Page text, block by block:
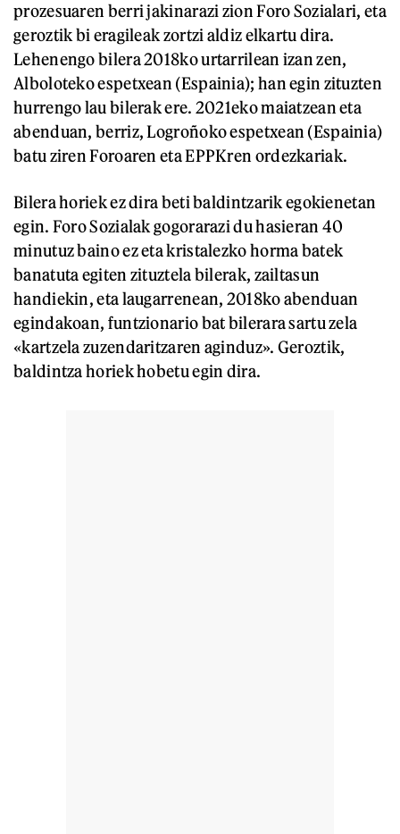
prozesuaren berri jakinarazi zion Foro Sozialari, eta
geroztik bi eragileak zortzi aldiz elkartu dira.
Lehenengo bilera 2018ko urtarrilean izan zen,
Alboloteko espetxean (Espainia); han egin zituzten
hurrengo lau bilerak ere. 2021eko maiatzean eta
abenduan, berriz, Logroñoko espetxean (Espainia)
batu ziren Foroaren eta EPPKren ordezkariak.
Bilera horiek ez dira beti baldintzarik egokienetan
egin. Foro Sozialak gogorarazi du hasieran 40
minutuz baino ez eta kristalezko horma batek
banatuta egiten zituztela bilerak, zailtasun
handiekin, eta laugarrenean, 2018ko abenduan
egindakoan, funtzionario bat bilerara sartu zela
«kartzela zuzendaritzaren aginduz». Geroztik,
baldintza horiek hobetu egin dira.